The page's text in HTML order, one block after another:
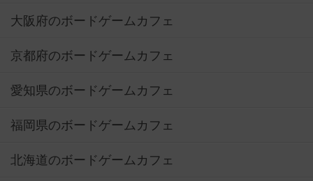
大阪府のボードゲームカフェ
京都府のボードゲームカフェ
愛知県のボードゲームカフェ
福岡県のボードゲームカフェ
北海道のボードゲームカフェ